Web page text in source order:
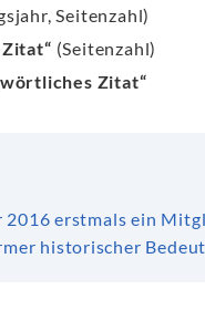
Seitenzahl)
(Seitenzahl)
Zitat“
2016 erstmals ein
historischer